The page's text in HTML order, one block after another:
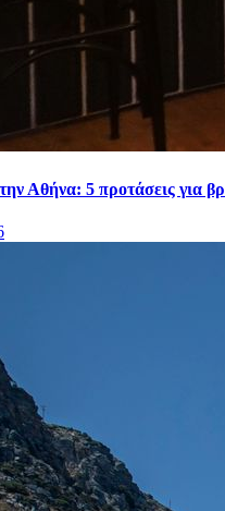
Αθήνα: 5 προτάσεις για